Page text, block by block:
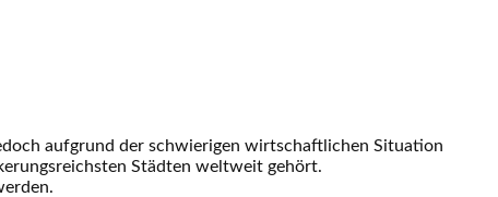
aufgrund der schwierigen wirtschaftlichen Situation
Städten weltweit gehört.